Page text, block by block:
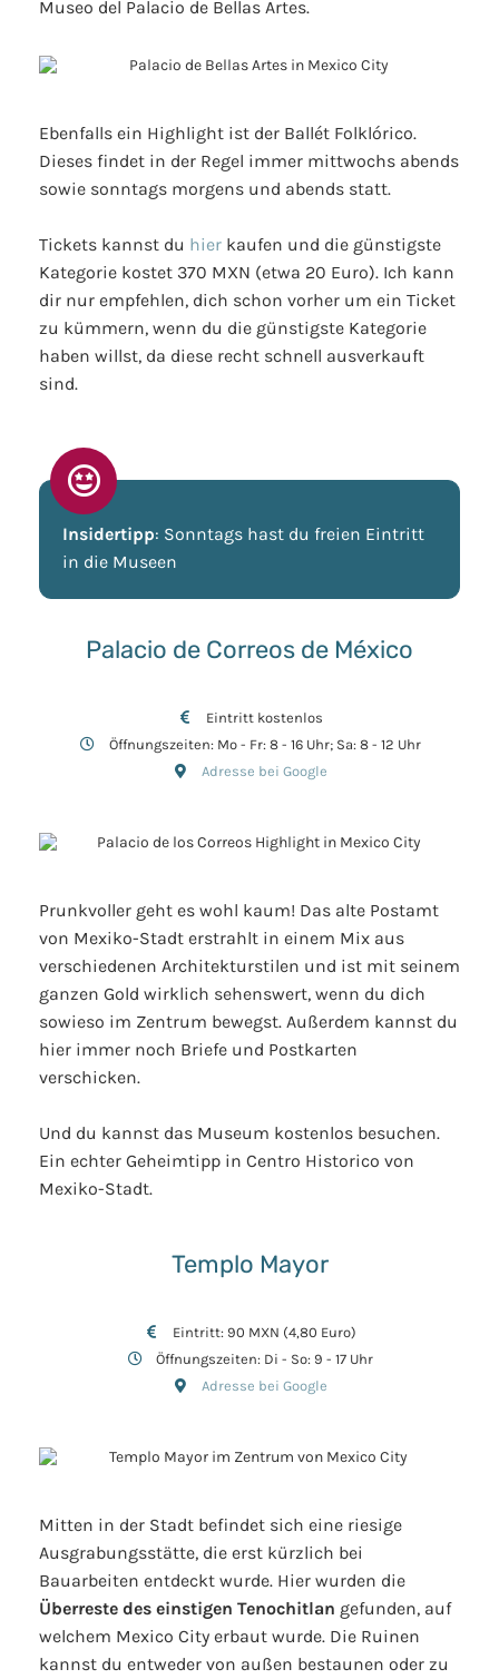
Museo del Palacio de Bellas Artes.
Ebenfalls ein Highlight ist der Ballét Folklórico.
Dieses findet in der Regel immer mittwochs abends
sowie sonntags morgens und abends statt.
Tickets kannst du hier kaufen und die günstigste
Kategorie kostet 370 MXN (etwa 20 Euro). Ich kann
dir nur empfehlen, dich schon vorher um ein Ticket
zu kümmern, wenn du die günstigste Kategorie
haben willst, da diese recht schnell ausverkauft
sind.
Insidertipp: Sonntags hast du freien Eintritt
in die Museen
Palacio de Correos de México
Eintritt kostenlos
Öffnungszeiten: Mo - Fr: 8 - 16 Uhr; Sa: 8 - 12 Uhr
Adresse bei Google
Prunkvoller geht es wohl kaum! Das alte Postamt
von Mexiko-Stadt erstrahlt in einem Mix aus
verschiedenen Architekturstilen und ist mit seinem
ganzen Gold wirklich sehenswert, wenn du dich
sowieso im Zentrum bewegst. Außerdem kannst du
hier immer noch Briefe und Postkarten
verschicken.
Und du kannst das Museum kostenlos besuchen.
Ein echter Geheimtipp in Centro Historico von
Mexiko-Stadt.
Templo Mayor
Eintritt: 90 MXN (4,80 Euro)
Öffnungszeiten: Di - So: 9 - 17 Uhr
Adresse bei Google
Mitten in der Stadt befindet sich eine riesige
Ausgrabungsstätte, die erst kürzlich bei
Bauarbeiten entdeckt wurde. Hier wurden die
Überreste des einstigen Tenochitlan gefunden, auf
welchem Mexico City erbaut wurde. Die Ruinen
kannst du entweder von außen bestaunen oder zu